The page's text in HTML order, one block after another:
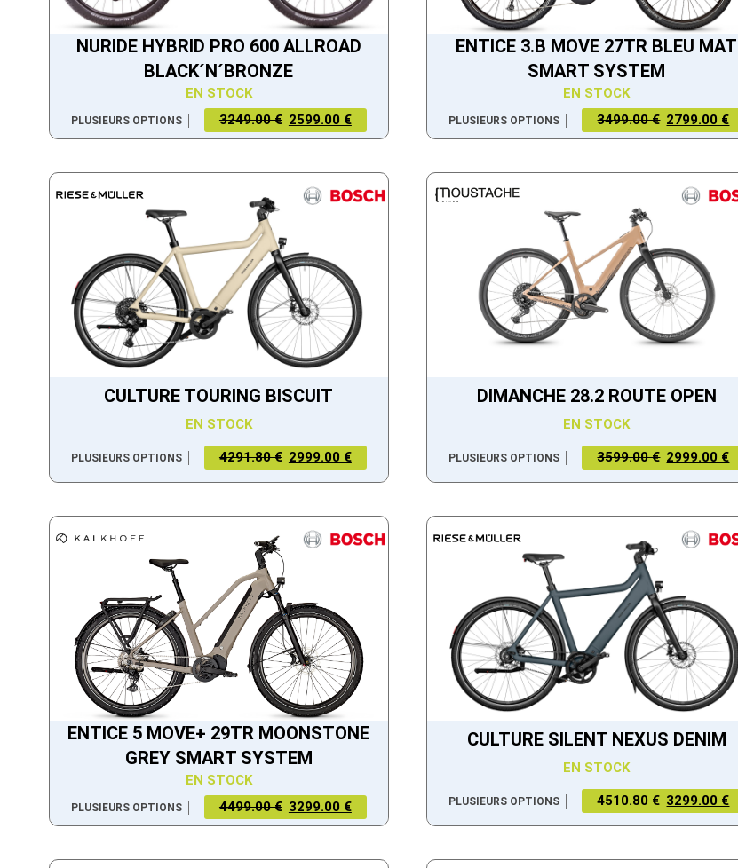
NURIDE HYBRID PRO 600 ALLROAD
BLACK´N´BRONZE
EN STOCK
PLUSIEURS OPTIONS 3249.00 € 2599.00 €
ENTICE 3.B MOVE 27TR BLEU MAT
SMART SYSTEM
EN STOCK
PLUSIEURS OPTIONS 3499.00 € 2799.00 €
CULTURE TOURING BISCUIT
EN STOCK
PLUSIEURS OPTIONS 4291.80 € 2999.00 €
DIMANCHE 28.2 ROUTE OPEN
EN STOCK
PLUSIEURS OPTIONS 3599.00 € 2999.00 €
ENTICE 5 MOVE+ 29TR MOONSTONE
GREY SMART SYSTEM
EN STOCK
PLUSIEURS OPTIONS 4499.00 € 3299.00 €
CULTURE SILENT NEXUS DENIM
EN STOCK
PLUSIEURS OPTIONS 4510.80 € 3299.00 €